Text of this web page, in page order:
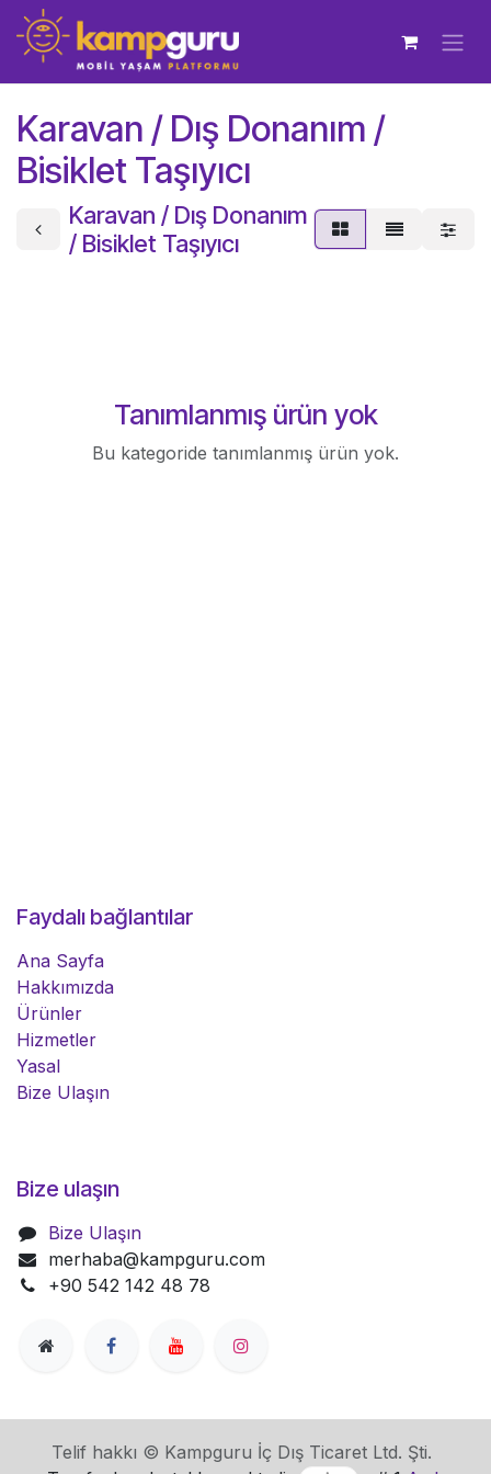
İçereği Atla
Karavan / Dış Donanım /
Bisiklet Taşıyıcı
Karavan / Dış Donanım
/ Bisiklet Taşıyıcı
Tanımlanmış ürün yok
Bu kategoride tanımlanmış ürün yok.
Faydalı bağlantılar
Ana Sayfa
Hakkımızda
Ürünler
Hizmetler
Yasal
Bize Ulaşın
Bize ulaşın
Bize Ulaşın
merhaba@kampguru.com
+90 542 142 48 78
Telif hakkı © Kampguru İç Dış Ticaret Ltd. Şti.